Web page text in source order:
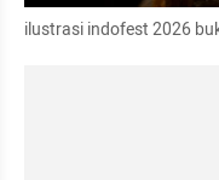
ilustrasi indofest 2026